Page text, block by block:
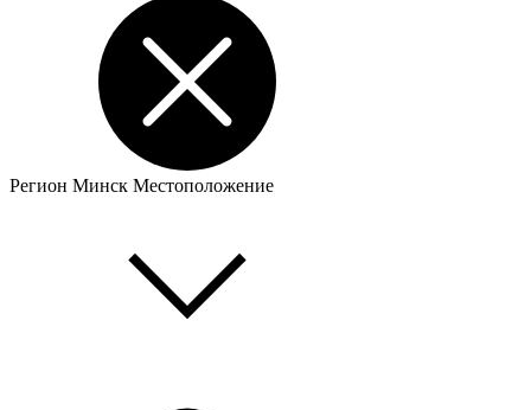
Регион Минск Местоположение